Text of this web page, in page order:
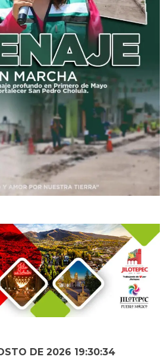
DE 2026 19:30:36